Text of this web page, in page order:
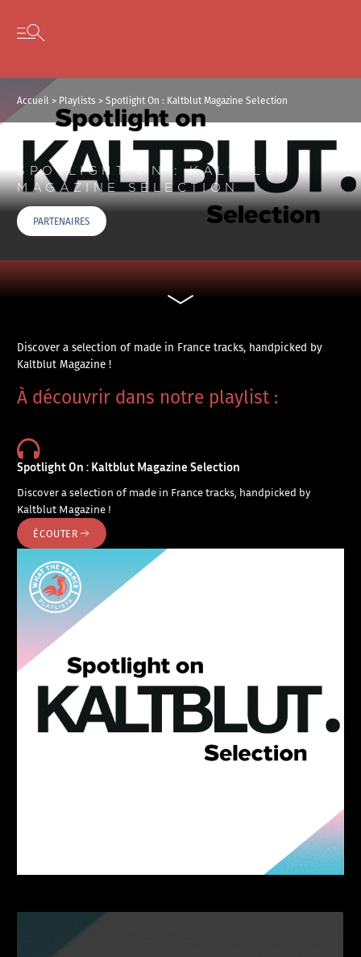
Skip to content
Open secondary menu
Accueil > Playlists >Spotlight On : Kaltblut Magazine Selection
SPOTLIGHT ON : KALTBLUT
MAGAZINE SELECTION
PARTENAIRES
Discover a selection of made in France tracks, handpicked by
Kaltblut Magazine !
À découvrir dans notre playlist :
Spotlight On : Kaltblut Magazine Selection
Discover a selection of made in France tracks, handpicked by
Kaltblut Magazine !
ÉCOUTER